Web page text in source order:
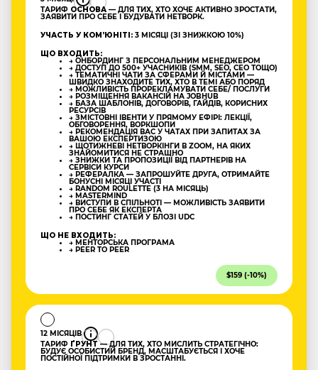
ТАРИФ ОСНОВА — ДЛЯ ТИХ, ХТО ХОЧЕ АКТИВНО ЗРОСТАТИ,
ЗАЯВИТИ ПРО СЕБЕ І БУДУВАТИ НЕТВОРК.
УЧАСТЬ У КОМʼЮНІТІ: 3 МІСЯЦІ (ЗІ ЗНИЖКОЮ 10%)
ЩО ВХОДИТЬ:
→ ОНБОРДИНГ З ПЕРСОНАЛЬНИМ МЕНЕДЖЕРОМ
→ ДОСТУП ДО 500+ УЧАСНИКІВ (SMM, SEO, CEO ТОЩО)
→ ТЕМАТИЧНІ ЧАТИ ЗА СФЕРАМИ Й МІСТАМИ —
ШВИДКО ЗНАХОДИТЕ ТИХ, ХТО В ТЕМІ АБО ПОРЯД
→ МОЖЛИВІСТЬ ПРОРЕКЛАМУВАТИ СЕБЕ/ ПОСЛУГИ
→ РОЗМІЩЕННЯ ВАКАНСІЙ НА JOBHUB
→ БАЗА ШАБЛОНІВ, ДОГОВОРІВ, ГАЙДІВ, КОРИСНИХ
РЕСУРСІВ
→ ЗМІСТОВНІ ІВЕНТИ У ПРЯМОМУ ЕФІРІ: ЛЕКЦІЇ,
ОБГОВОРЕННЯ, ВОРКШОПИ
→ РЕКОМЕНДАЦІЯ ВАС У ЧАТАХ ПРИ ЗАПИТАХ ЗА
ВАШОЮ ЕКСПЕРТИЗОЮ
→ ЩОТИЖНЕВІ НЕТВОРКІНГИ В ZOOM, НА ЯКИХ
ЗНАЙОМИТИСЯ НЕ СТРАШНО
→ ЗНИЖКИ ТА ПРОПОЗИЦІЇ ВІД ПАРТНЕРІВ НА
СЕРВІСИ КУРСИ
→ РЕФЕРАЛКА — ЗАПРОШУЙТЕ ДРУГА, ОТРИМАЙТЕ
БОНУСНІ МІСЯЦІ УЧАСТІ
→ RANDOM ROULETTE (3 НА МІСЯЦЬ)
→ MASTERMIND
→ ВИСТУПИ В СПІЛЬНОТІ — МОЖЛИВІСТЬ ЗАЯВИТИ
ПРО СЕБЕ ЯК ЕКСПЕРТА
→ ПОСТИНГ СТАТЕЙ У БЛОЗІ UDC
ЩО НЕ ВХОДИТЬ:
→ МЕНТОРСЬКА ПРОГРАМА
→ PEER TO PEER
$159 (-10%)
12 МІСЯЦІВ
ТАРИФ ҐРУНТ — ДЛЯ ТИХ, ХТО МИСЛИТЬ СТРАТЕГІЧНО:
БУДУЄ ОСОБИСТИЙ БРЕНД, МАСШТАБУЄТЬСЯ І ХОЧЕ
ПОСТІЙНОЇ ПІДТРИМКИ В ЗРОСТАННІ.